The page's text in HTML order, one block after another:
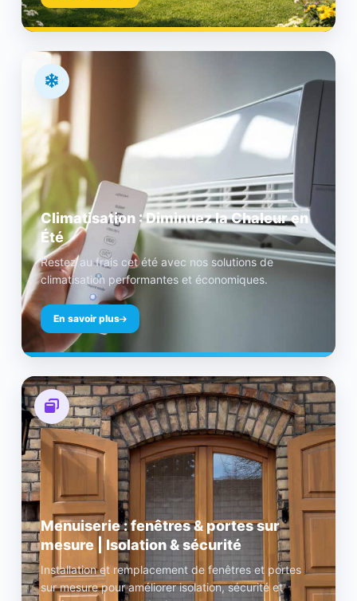
Climatisation : Diminuez la Chaleur en
Été
Restez au frais cet été avec nos solutions de
climatisation performantes et économiques.
En savoir plus
Menuiserie : fenêtres & portes sur
mesure | Isolation & sécurité
Installation et remplacement de fenêtres et portes
sur mesure pour améliorer isolation, sécurité et